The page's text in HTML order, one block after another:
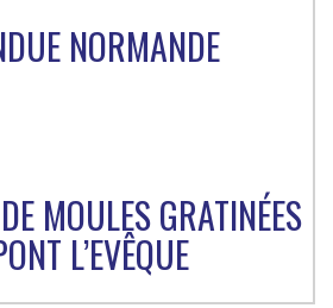
NORMANDE
MOULES GRATINÉES
L’EVÊQUE